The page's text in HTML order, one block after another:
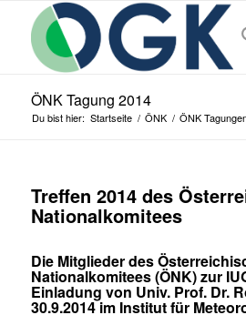
ÖNK Tagung 2014
Du bist hier: Startseite / ÖNK / ÖNK
Treffen 2014 des
Nationalkomitees
Die Mitglieder des
Nationalkomitees (ÖNK) zur
Einladung von Univ. Prof. Dr.
30.9.2014 im Institut für